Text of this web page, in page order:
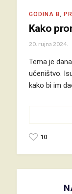
GODINA B
Kako
20. rujna 2024.
Tema je
učeništvo.
kako bi im
10